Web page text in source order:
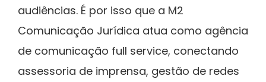
audiências. É por isso que a M2
Comunicação Jurídica atua como agência
de comunicação full service, conectando
assessoria de imprensa, gestão de redes